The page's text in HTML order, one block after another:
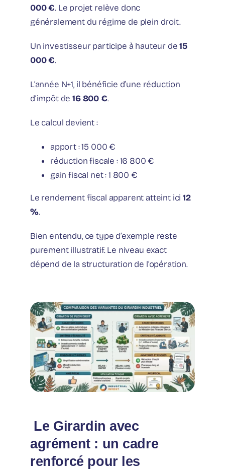
000 €. Le projet relève donc
généralement du régime de plein droit.
Un investisseur participe à hauteur de15
000 €.
L’année N+1, il bénéficie d’une réduction
d’impôt de16 800 €.
Le calcul devient :
apport : 15 000 €
réduction fiscale : 16 800 €
gain fiscal net : 1 800 €
Le rendement fiscal apparent atteint ici12
%.
Bien entendu, ce type d’exemple reste
purement illustratif. Le niveau exact
dépend de la structuration de l’opération.
️ Le Girardin avec
agrément : un cadre
renforcé pour les